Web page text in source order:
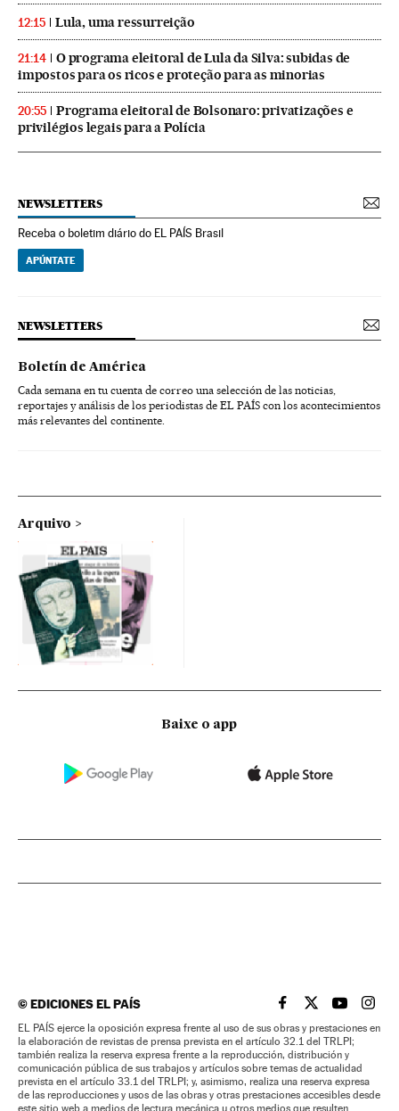
12:15 Lula, uma ressurreição
21:14
O programa eleitoral de Lula da Silva: subidas de
impostos para os ricos e proteção para as minorias
20:55
Programa eleitoral de Bolsonaro: privatizações e
privilégios legais para a Polícia
NEWSLETTERS
Receba o boletim diário do EL PAÍS Brasil
APÚNTATE
NEWSLETTERS
Boletín de América
Cada semana en tu cuenta de correo una selección de las noticias,
reportajes y análisis de los periodistas de EL PAÍS con los acontecimientos
más relevantes del continente.
Arquivo
Baixe o app
©EDICIONES EL PAÍS EL PAÍS BRASIL EN
EL PAÍSEL PAÍS
EL
EL PAÍS ejerce la oposición expresa frente al uso de sus obras y prestaciones en
la elaboración de revistas de prensa prevista en el artículo 32.1 del TRLPI;
también realiza la reserva expresa frente a la reproducción, distribución y
comunicación pública de sus trabajos y artículos sobre temas de actualidad
prevista en el artículo 33.1 del TRLPI; y, asimismo, realiza una reserva expresa
de las reproducciones y usos de las obras y otras prestaciones accesibles desde